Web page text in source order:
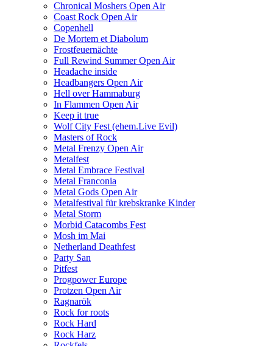
Chronical Moshers Open Air
Coast Rock Open Air
Copenhell
De Mortem et Diabolum
Frostfeuernächte
Full Rewind Summer Open Air
Headache inside
Headbangers Open Air
Hell over Hammaburg
In Flammen Open Air
Keep it true
Wolf City Fest (ehem.Live Evil)
Masters of Rock
Metal Frenzy Open Air
Metalfest
Metal Embrace Festival
Metal Franconia
Metal Gods Open Air
Metalfestival für krebskranke Kinder
Metal Storm
Morbid Catacombs Fest
Mosh im Mai
Netherland Deathfest
Party San
Pitfest
Progpower Europe
Protzen Open Air
Ragnarök
Rock for roots
Rock Hard
Rock Harz